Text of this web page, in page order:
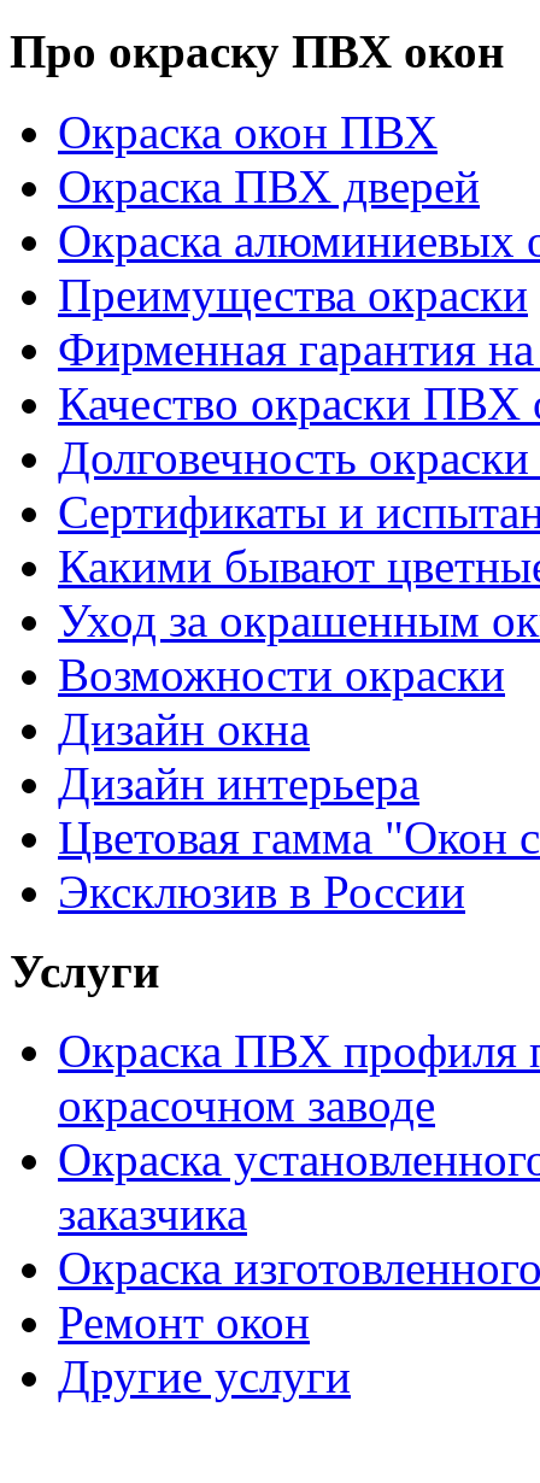
Про окраску ПВХ окон
Окраска окон ПВХ
Окраска ПВХ дверей
Окраска алюминиевых
Преимущества окраски
Фирменная гарантия
Качество окраски ПВХ
Долговечность
Сертификаты и
Какими бывают
Уход за окрашенным
Возможности окраски
Дизайн окна
Дизайн интерьера
Цветовая гамма "Окон
Эксклюзив в России
Услуги
Окраска ПВХ профиля
окрасочном заводе
Окраска
заказчика
Окраска
Ремонт окон
Другие услуги